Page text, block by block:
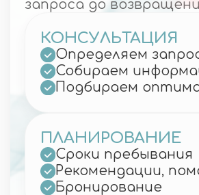
получаете полную картину своего
лишнего стресса. В Южной Корее
лечение проходит спокойно, комфортно
и с высочайшей точностью.
13.03.2026